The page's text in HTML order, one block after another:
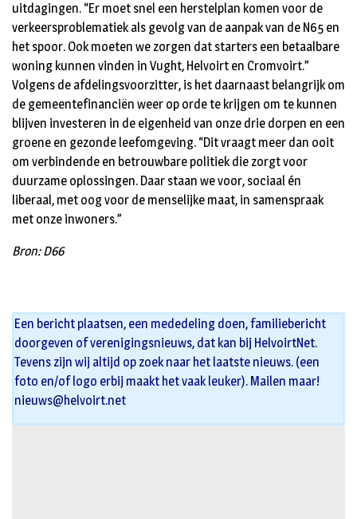
uitdagingen. “Er moet snel een herstelplan komen voor de
verkeersproblematiek als gevolg van de aanpak van de N65 en
het spoor. Ook moeten we zorgen dat starters een betaalbare
woning kunnen vinden in Vught, Helvoirt en Cromvoirt.”
Volgens de afdelingsvoorzitter, is het daarnaast belangrijk om
de gemeentefinanciën weer op orde te krijgen om te kunnen
blijven investeren in de eigenheid van onze drie dorpen en een
groene en gezonde leefomgeving. “Dit vraagt meer dan ooit
om verbindende en betrouwbare politiek die zorgt voor
duurzame oplossingen. Daar staan we voor, sociaal én
liberaal, met oog voor de menselijke maat, in samenspraak
met onze inwoners.”
Bron: D66
Een bericht plaatsen, een mededeling doen, familiebericht
doorgeven of verenigingsnieuws, dat kan bij HelvoirtNet.
Tevens zijn wij altijd op zoek naar het laatste nieuws. (een
foto en/of logo erbij maakt het vaak leuker). Mailen maar!
nieuws@helvoirt.net